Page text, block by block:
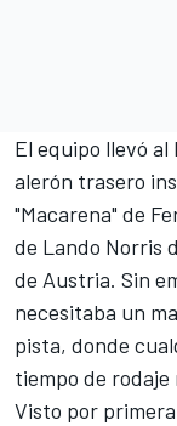
El equipo llevó al
alerón trasero
"Macarena" de
de Lando Norris
de Austria. Sin
necesitaba un
pista, donde
tiempo de rodaje
Visto por